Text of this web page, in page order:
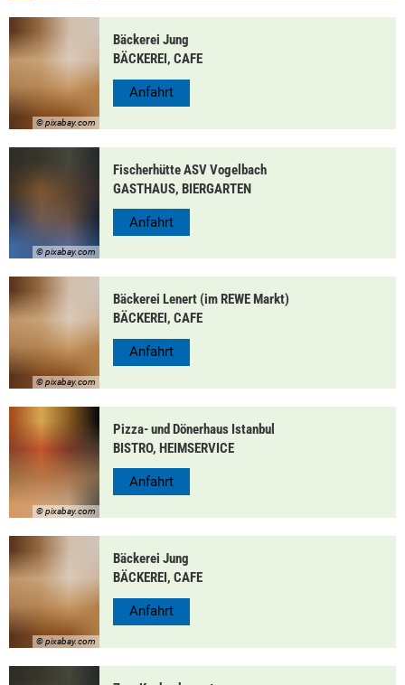
© pixabay.com
Bäckerei Jung
BÄCKEREI, CAFE
Anfahrt
© pixabay.com
Fischerhütte ASV Vogelbach
GASTHAUS, BIERGARTEN
Anfahrt
© pixabay.com
Bäckerei Lenert (im REWE Markt)
BÄCKEREI, CAFE
Anfahrt
© pixabay.com
Pizza- und Dönerhaus Istanbul
BISTRO, HEIMSERVICE
Anfahrt
© pixabay.com
Bäckerei Jung
BÄCKEREI, CAFE
Anfahrt